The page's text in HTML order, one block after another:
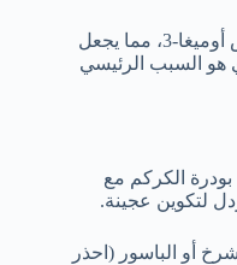
غنية جداً بالألياف وأحماض أوميغا-3، مما يجعل
هو السبب الرئيسي
الكركم مع
لتكوين عجينة.
أو الباسور (احذر